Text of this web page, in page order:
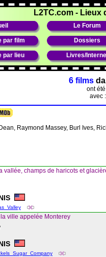
L2TC.com - Lieux
Le Forum
par film Dossiers
par lieu Livres/
6 films
ont
avec
Raymond Massey, Burl Ives,
vallée, champs de haricots et
ville appelée Monterey